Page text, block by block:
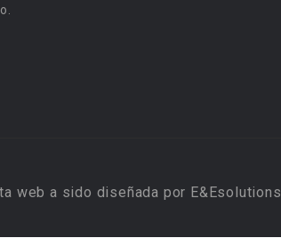
web a sido diseñada por E&Esolutions